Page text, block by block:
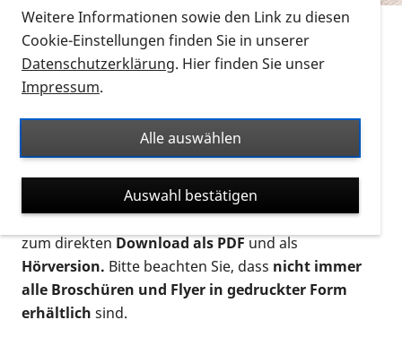
Thema Infomaterial auf der PRO RETINA-Website
für blinde und sehbehinderte Menschen an.
Auf dieser Seite finden Sie sämtliches Infomaterial
Ort. Nutzen Sie den Formatfilter, um ausschließlich
nach Flyern und Broschüren, Audios oder Videos zu
suchen. Die meisten Flyer und Broschüren werden in
verschiedenen Formaten angeboten: zur
postalischen Bestellung als gedruckte Variante
zum direktenDownload als PDFund als
Hörversion. Bitte beachten Sie, dass nicht immer
alle Broschüren und Flyer in gedruckter Form
erhältlich sind.
Weitere Informationen sowie den Link zu diesen
Cookie-Einstellungen finden Sie in unserer
Datenschutzerklärung. Hier finden Sie unser
Impressum.
Alle auswählen
Auswahl bestätigen